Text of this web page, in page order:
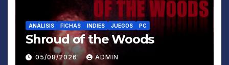
ANÁLISIS FICHAS INDIES JUEGOS PC
Shroud of the Woods
05/08/2026 ADMIN